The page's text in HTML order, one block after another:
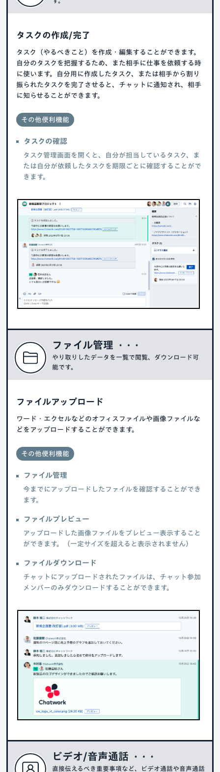
タスクの作成/完了
タスク（やるべきこと）を作成・編集することができます。
自分のタスクを把握するため、また相手に仕事を依頼する時
に使います。自分用に作成したタスク、または相手から割り
振られたタスクを完了させると、チャットに通知され、相手
に知らせることができます。
その他便利機能
タスクの確認
タスク管理画面を開くと、自分が担当しているタスク、ま
たは自分が依頼したタスクを期限ごとに確認することがで
きます。
ファイル管理
やり取りしたデータを一覧で閲覧、ダウンロード可
能です。
ファイルアップロード
ワード・エクセルなどのオフィスファイルや画像ファイルな
どをアップロードすることができます。
その他便利機能
ファイル管理
今までにアップロードしたファイルを確認することができ
ます。
ファイルプレビュー
アップロードした画像ファイルをプレビュー表示すること
ができます。（一定サイズを超えると表示されません）
ファイルダウンロード
チャットにアップロードされたファイルは、チャット参加
メンバーのみダウンロードすることができます。
ビデオ/音声通話
直接伝えるべき重要事項など、ビデオ通話や音声通話